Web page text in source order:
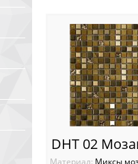
DHT 02
Материал: Миксы